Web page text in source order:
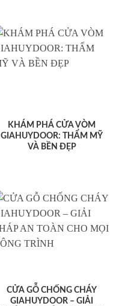
KHÁM PHÁ CỬA VÒM
GIAHUYDOOR: THẨM MỸ
VÀ BỀN ĐẸP
CỬA GỖ CHỐNG CHÁY
GIAHUYDOOR – GIẢI